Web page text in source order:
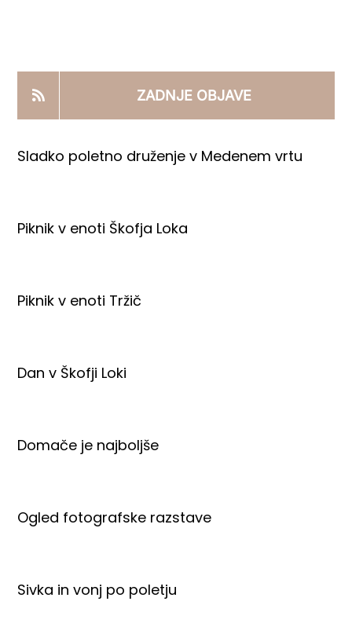
PRODAJNI IZDELKI
AKTUALNO
ZADNJE OBJAVE
Sladko poletno druženje v Medenem vrtu
Piknik v enoti Škofja Loka
Piknik v enoti Tržič
Dan v Škofji Loki
Domače je najboljše
Ogled fotografske razstave
Sivka in vonj po poletju